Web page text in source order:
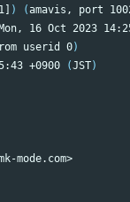
) (amavis, port
16 Oct 2023
userid 0)
+0900 (JST)
mode.com>